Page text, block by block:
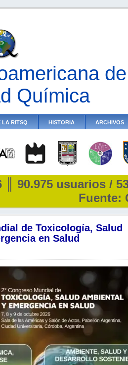
Química
LA RITSQ HISTORIA ARCHIVOS
║ 90.975 usuarios /
Fuente:
de Toxicología, Salud
en Salud